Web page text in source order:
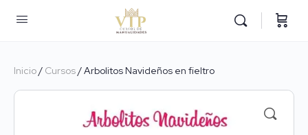
Inicio/ Cursos/ Arbolitos Navideños en fieltro